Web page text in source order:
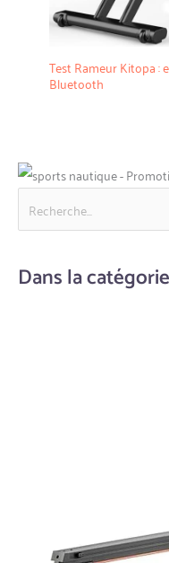
Test Rameur Kitopa :
Bluetooth
Dans la